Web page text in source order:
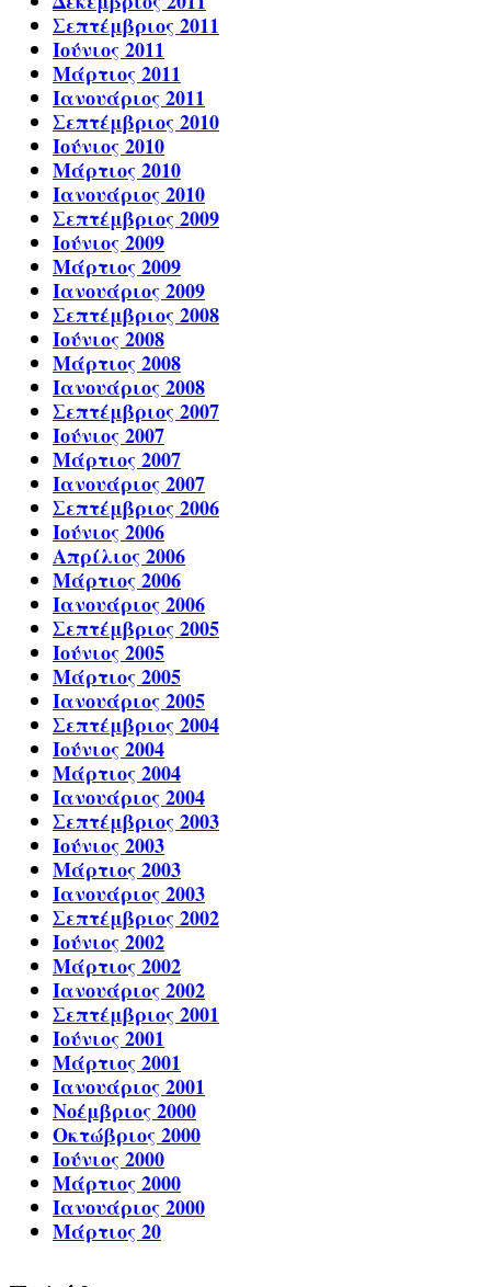
Σεπτέμβριος 2011
Ιούνιος 2011
Μάρτιος 2011
Ιανουάριος 2011
Σεπτέμβριος 2010
Ιούνιος 2010
Μάρτιος 2010
Ιανουάριος 2010
Σεπτέμβριος 2009
Ιούνιος 2009
Μάρτιος 2009
Ιανουάριος 2009
Σεπτέμβριος 2008
Ιούνιος 2008
Μάρτιος 2008
Ιανουάριος 2008
Σεπτέμβριος 2007
Ιούνιος 2007
Μάρτιος 2007
Ιανουάριος 2007
Σεπτέμβριος 2006
Ιούνιος 2006
Απρίλιος 2006
Μάρτιος 2006
Ιανουάριος 2006
Σεπτέμβριος 2005
Ιούνιος 2005
Μάρτιος 2005
Ιανουάριος 2005
Σεπτέμβριος 2004
Ιούνιος 2004
Μάρτιος 2004
Ιανουάριος 2004
Σεπτέμβριος 2003
Ιούνιος 2003
Μάρτιος 2003
Ιανουάριος 2003
Σεπτέμβριος 2002
Ιούνιος 2002
Μάρτιος 2002
Ιανουάριος 2002
Σεπτέμβριος 2001
Ιούνιος 2001
Μάρτιος 2001
Ιανουάριος 2001
Νοέμβριος 2000
Οκτώβριος 2000
Ιούνιος 2000
Μάρτιος 2000
Ιανουάριος 2000
Μάρτιος 20